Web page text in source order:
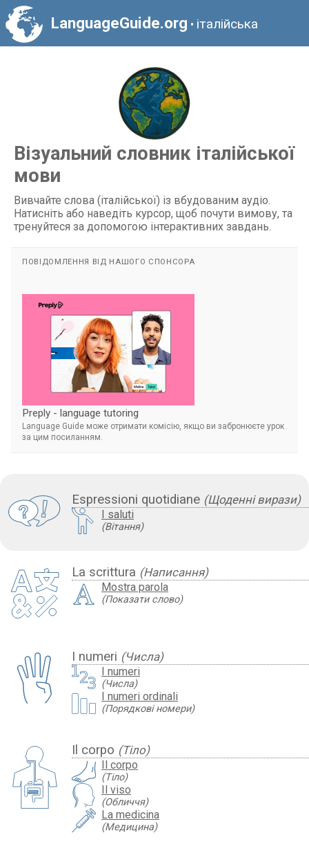
LanguageGuide.org • італійська
Візуальний словник італійської
мови
Вивчайте слова (італійської) із вбудованим аудіо.
Натисніть або наведіть курсор, щоб почути вимову, та
тренуйтеся за допомогою інтерактивних завдань.
Espressioni quotidiane (Щоденні вирази)
I saluti
(Вітання)
La scrittura (Написання)
Mostra parola
(Показати слово)
I numeri (Числа)
I numeri
(Числа)
I numeri ordinali
(Порядкові номери)
Il corpo (Тіло)
Il corpo
(Тіло)
Il viso
(Обличчя)
La medicina
(Медицина)
ПОВІДОМЛЕННЯ ВІД НАШОГО СПОНСОРА
Preply - language tutoring
Language Guide може отримати комісію, якщо ви забронюєте урок
за цим посиланням.